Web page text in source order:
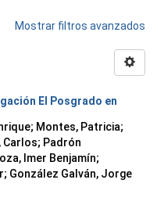
Mostrar filtros avanzados
El Posgrado en
; Montes, Patricia;
Carlos; Padrón
Imer Benjamín;
; González Galván, Jorge